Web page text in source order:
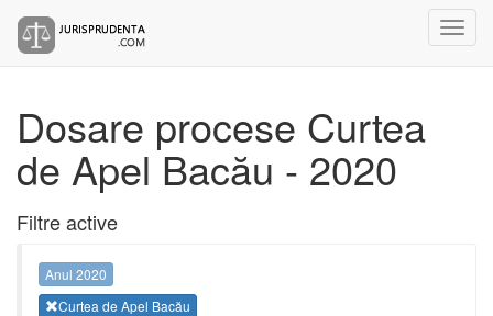
Dosare procese Curtea
de Apel Bacău - 2020
Filtre active
Anul 2020
Curtea de Apel Bacău